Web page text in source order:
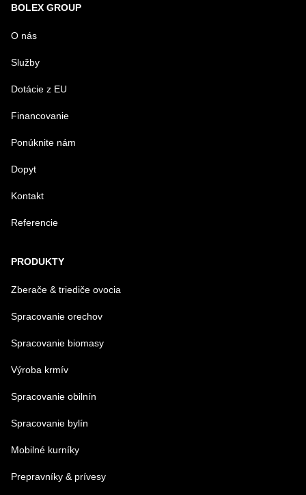
BOLEX GROUP
O nás
Služby
Dotácie z EU
Financovanie
Ponúknite nám
Dopyt
Kontakt
Referencie
PRODUKTY
Zberače & triediče ovocia
Spracovanie orechov
Spracovanie biomasy
Výroba krmív
Spracovanie obilnín
Spracovanie bylín
Mobilné kurníky
Prepravníky & prívesy